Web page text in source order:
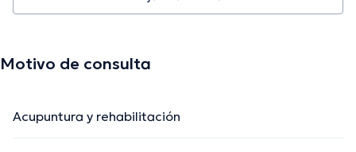
Motivo de consulta
Acupuntura y rehabilitación